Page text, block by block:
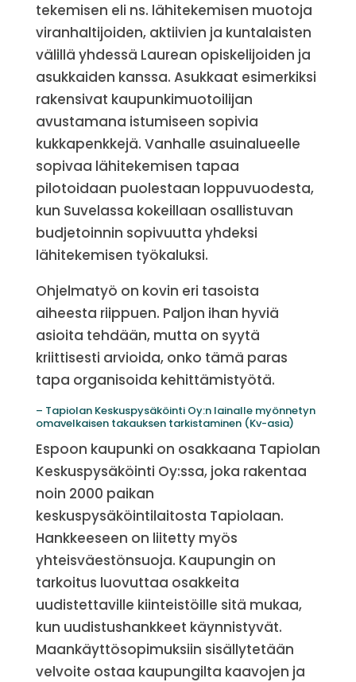
tekemisen eli ns. lähitekemisen muotoja
viranhaltijoiden, aktiivien ja kuntalaisten
välillä yhdessä Laurean opiskelijoiden ja
asukkaiden kanssa. Asukkaat esimerkiksi
rakensivat kaupunkimuotoilijan
avustamana istumiseen sopivia
kukkapenkkejä. Vanhalle asuinalueelle
sopivaa lähitekemisen tapaa
pilotoidaan puolestaan loppuvuodesta,
kun Suvelassa kokeillaan osallistuvan
budjetoinnin sopivuutta yhdeksi
lähitekemisen työkaluksi.
Ohjelmatyö on kovin eri tasoista
aiheesta riippuen. Paljon ihan hyviä
asioita tehdään, mutta on syytä
kriittisesti arvioida, onko tämä paras
tapa organisoida kehittämistyötä.
– Tapiolan Keskuspysäköinti Oy:n lainalle myönnetyn
omavelkaisen takauksen tarkistaminen (Kv-asia)
Espoon kaupunki on osakkaana Tapiolan
Keskuspysäköinti Oy:ssa, joka rakentaa
noin 2000 paikan
keskuspysäköintilaitosta Tapiolaan.
Hankkeeseen on liitetty myös
yhteisväestönsuoja. Kaupungin on
tarkoitus luovuttaa osakkeita
uudistettaville kiinteistöille sitä mukaa,
kun uudistushankkeet käynnistyvät.
Maankäyttösopimuksiin sisällytetään
velvoite ostaa kaupungilta kaavojen ja